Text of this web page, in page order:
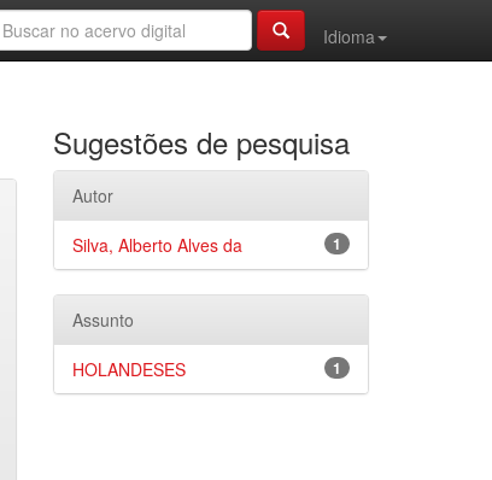
Idioma
Sugestões de pesquisa
Autor
1
Silva, Alberto Alves da
Assunto
1
HOLANDESES